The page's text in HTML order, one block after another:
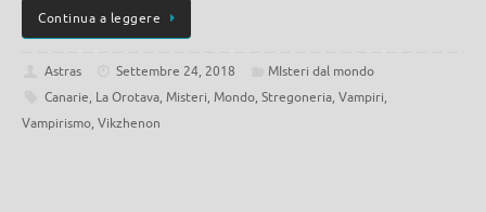
Continua a leggere
Astras Settembre 24, 2018
MIsteri dal mondo
Canarie, La Orotava, Misteri, Mondo, Stregoneria, Vampiri,
Vampirismo, Vikzhenon